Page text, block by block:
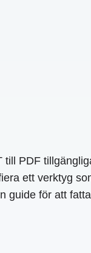
PDF
ett verktyg
guide för att